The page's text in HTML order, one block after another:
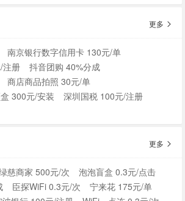
更多
南京银行数字信用卡 130元/单
注册
抖音团购 40%分成
商店商品拍照 30元/单
300元/安装
深圳国税 100元/注册
更多
慈商家 500元/次
泡泡盲盒 0.3元/点击
臣探WiFi 0.3元/次
宁来花 175元/单